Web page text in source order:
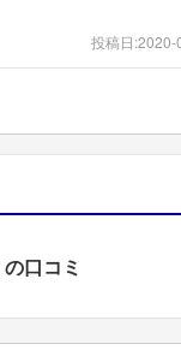
投稿日:2020-
の口コミ